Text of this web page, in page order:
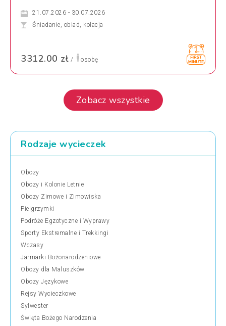
21.07.2026 - 30.07.2026
Śniadanie, obiad, kolacja
3312.00 zł / osobę
Zobacz wszystkie
Rodzaje wycieczek
Obozy
Obozy i Kolonie Letnie
Obozy Zimowe i Zimowiska
Pielgrzymki
Podróże Egzotyczne i Wyprawy
Sporty Ekstremalne i Trekkingi
Wczasy
Jarmarki Bożonarodzeniowe
Obozy dla Maluszków
Obozy Językowe
Rejsy Wycieczkowe
Sylwester
Święta Bożego Narodzenia